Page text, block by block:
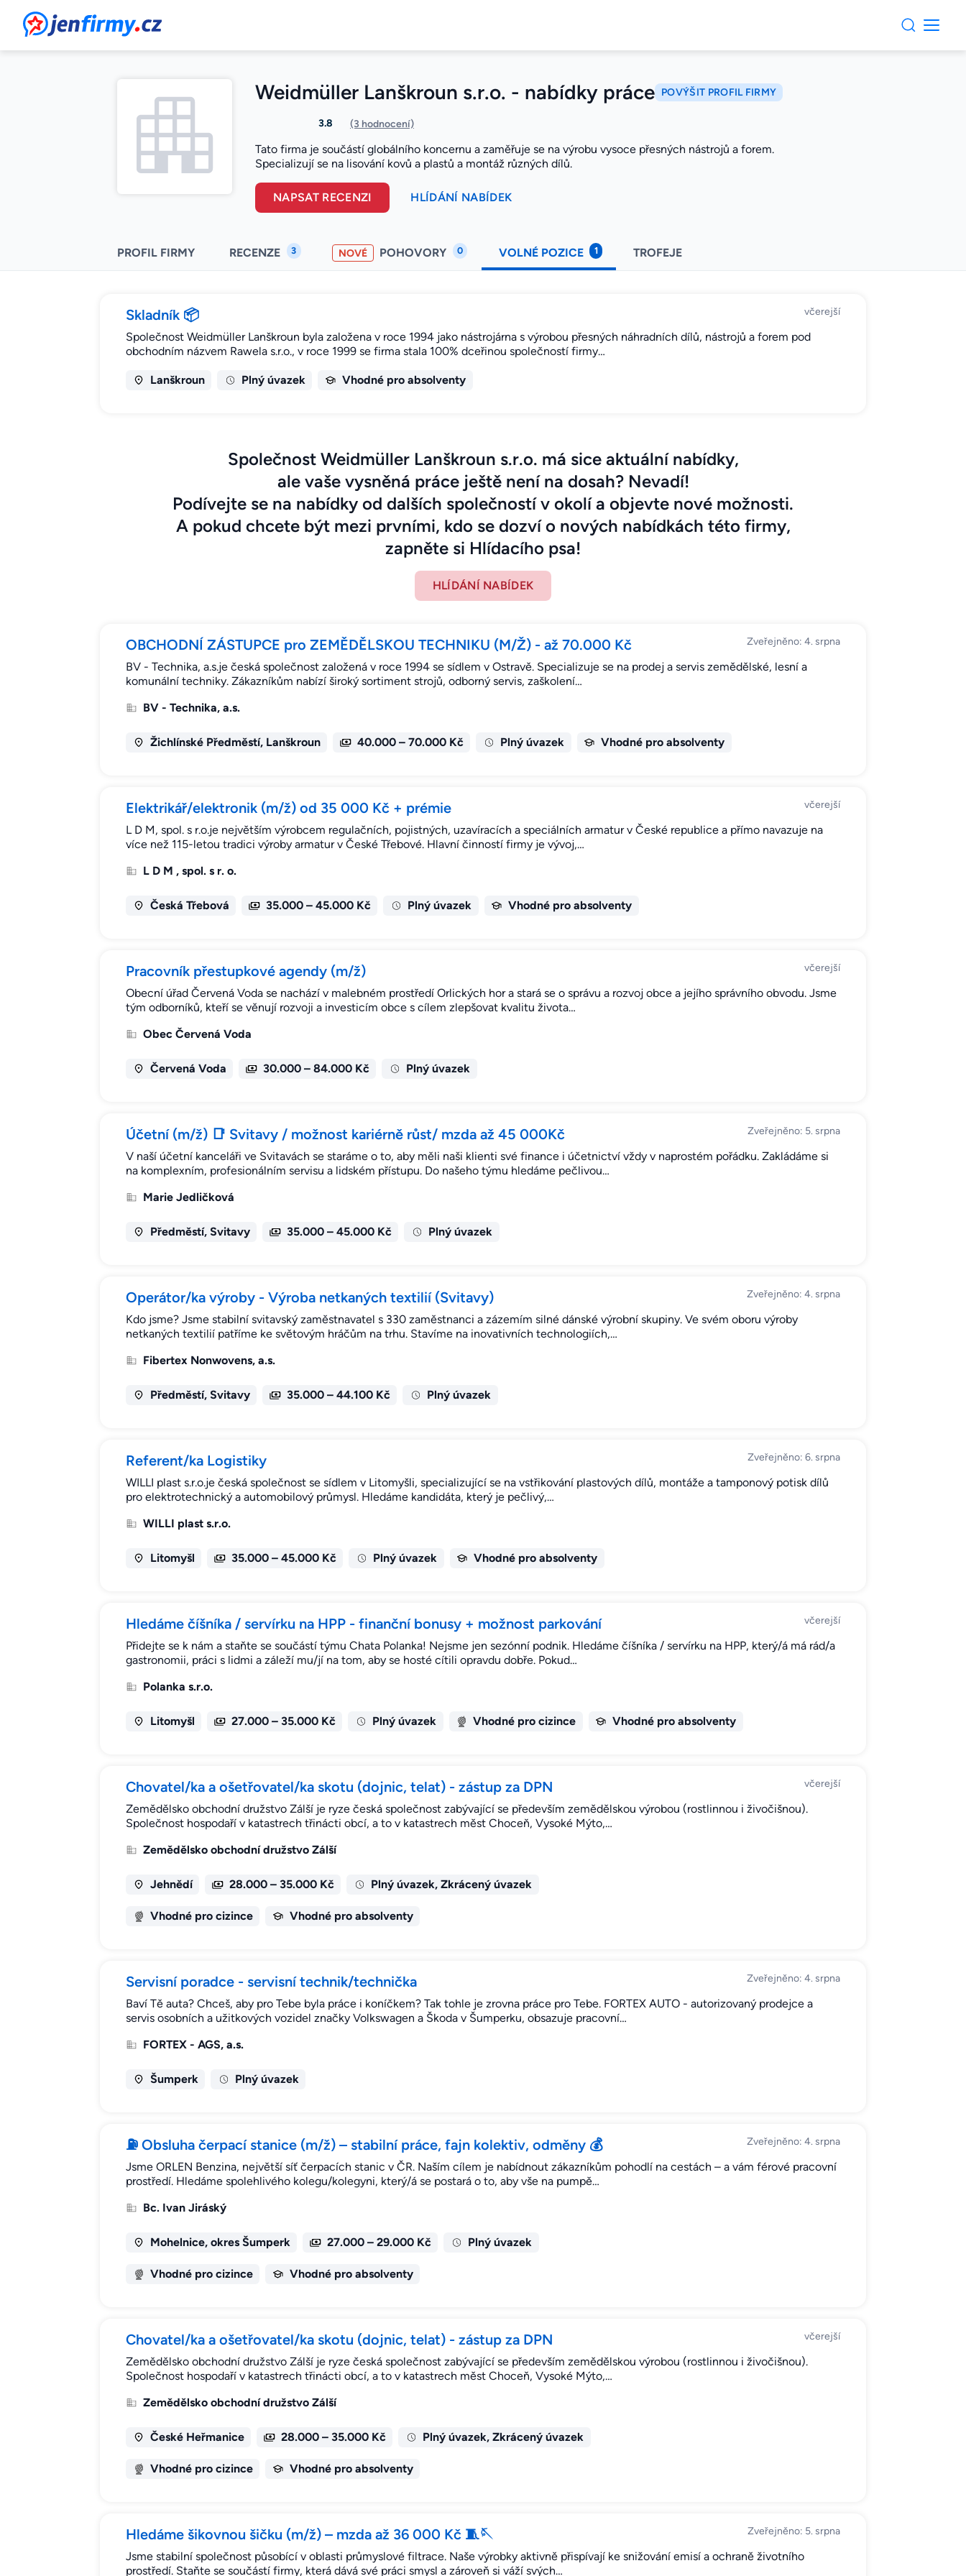
JenFirmy.cz
Weidmüller Lanškroun s.r.o. - nabídky práce POVÝŠIT PROFIL FIRMY
3.8 (3 hodnocení)
Tato firma je součástí globálního koncernu a zaměřuje se na výrobu vysoce přesných nástrojů a forem.
Specializují se na lisování kovů a plastů a montáž různých dílů.
NAPSAT RECENZI HLÍDÁNÍ NABÍDEK
PROFIL FIRMY RECENZE 3 NOVÉ POHOVORY 0 VOLNÉ POZICE 1 TROFEJE
Skladník 📦 včerejší
Společnost Weidmüller Lanškroun byla založena v roce 1994 jako nástrojárna s výrobou přesných náhradních dílů, nástrojů a forem pod
obchodním názvem Rawela s.r.o., v roce 1999 se firma stala 100% dceřinou společností firmy…
Lanškroun Plný úvazek Vhodné pro absolventy
Společnost Weidmüller Lanškroun s.r.o. má sice aktuální nabídky,
ale vaše vysněná práce ještě není na dosah? Nevadí!
Podívejte se na nabídky od dalších společností v okolí a objevte nové možnosti.
A pokud chcete být mezi prvními, kdo se dozví o nových nabídkách této firmy,
zapněte si Hlídacího psa!
HLÍDÁNÍ NABÍDEK
OBCHODNÍ ZÁSTUPCE pro ZEMĚDĚLSKOU TECHNIKU (M/Ž) - až 70.000 Kč Zveřejněno: 4. srpna
BV - Technika, a.s.je česká společnost založená v roce 1994 se sídlem v Ostravě. Specializuje se na prodej a servis zemědělské, lesní a
komunální techniky. Zákazníkům nabízí široký sortiment strojů, odborný servis, zaškolení…
BV - Technika, a.s.
Žichlínské Předměstí, Lanškroun 40.000 – 70.000 Kč Plný úvazek Vhodné pro absolventy
Elektrikář/elektronik (m/ž) od 35 000 Kč + prémie včerejší
L D M, spol. s r.o.je největším výrobcem regulačních, pojistných, uzavíracích a speciálních armatur v České republice a přímo navazuje na
více než 115-letou tradici výroby armatur v České Třebové. Hlavní činností firmy je vývoj,…
L D M , spol. s r. o.
Česká Třebová 35.000 – 45.000 Kč Plný úvazek Vhodné pro absolventy
Pracovník přestupkové agendy (m/ž) včerejší
Obecní úřad Červená Voda se nachází v malebném prostředí Orlických hor a stará se o správu a rozvoj obce a jejího správního obvodu. Jsme
tým odborníků, kteří se věnují rozvoji a investicím obce s cílem zlepšovat kvalitu života…
Obec Červená Voda
Červená Voda 30.000 – 84.000 Kč Plný úvazek
Účetní (m/ž) 📑 Svitavy / možnost kariérně růst/ mzda až 45 000Kč Zveřejněno: 5. srpna
V naší účetní kanceláři ve Svitavách se staráme o to, aby měli naši klienti své finance i účetnictví vždy v naprostém pořádku. Zakládáme si
na komplexním, profesionálním servisu a lidském přístupu. Do našeho týmu hledáme pečlivou…
Marie Jedličková
Předměstí, Svitavy 35.000 – 45.000 Kč Plný úvazek
Operátor/ka výroby - Výroba netkaných textilií (Svitavy) Zveřejněno: 4. srpna
Kdo jsme? Jsme stabilní svitavský zaměstnavatel s 330 zaměstnanci a zázemím silné dánské výrobní skupiny. Ve svém oboru výroby
netkaných textilií patříme ke světovým hráčům na trhu. Stavíme na inovativních technologiích,…
Fibertex Nonwovens, a.s.
Předměstí, Svitavy 35.000 – 44.100 Kč Plný úvazek
Referent/ka Logistiky Zveřejněno: 6. srpna
WILLI plast s.r.o.je česká společnost se sídlem v Litomyšli, specializující se na vstřikování plastových dílů, montáže a tamponový potisk dílů
pro elektrotechnický a automobilový průmysl. Hledáme kandidáta, který je pečlivý,…
WILLI plast s.r.o.
Litomyšl 35.000 – 45.000 Kč Plný úvazek Vhodné pro absolventy
Hledáme číšníka / servírku na HPP - finanční bonusy + možnost parkování včerejší
Přidejte se k nám a staňte se součástí týmu Chata Polanka! Nejsme jen sezónní podnik. Hledáme číšníka / servírku na HPP, který/á má rád/a
gastronomii, práci s lidmi a záleží mu/jí na tom, aby se hosté cítili opravdu dobře. Pokud…
Polanka s.r.o.
Litomyšl 27.000 – 35.000 Kč Plný úvazek Vhodné pro cizince Vhodné pro absolventy
Chovatel/ka a ošetřovatel/ka skotu (dojnic, telat) - zástup za DPN včerejší
Zemědělsko obchodní družstvo Zálší je ryze česká společnost zabývající se především zemědělskou výrobou (rostlinnou i živočišnou).
Společnost hospodaří v katastrech třinácti obcí, a to v katastrech měst Choceň, Vysoké Mýto,…
Zemědělsko obchodní družstvo Zálší
Jehnědí 28.000 – 35.000 Kč Plný úvazek, Zkrácený úvazek
Vhodné pro cizince Vhodné pro absolventy
Servisní poradce - servisní technik/technička Zveřejněno: 4. srpna
Baví Tě auta? Chceš, aby pro Tebe byla práce i koníčkem? Tak tohle je zrovna práce pro Tebe. FORTEX AUTO - autorizovaný prodejce a
servis osobních a užitkových vozidel značky Volkswagen a Škoda v Šumperku, obsazuje pracovní…
FORTEX - AGS, a.s.
Šumperk Plný úvazek
⛽ Obsluha čerpací stanice (m/ž) – stabilní práce, fajn kolektiv, odměny 💰 Zveřejněno: 4. srpna
Jsme ORLEN Benzina, největší síť čerpacích stanic v ČR. Naším cílem je nabídnout zákazníkům pohodlí na cestách – a vám férové pracovní
prostředí. Hledáme spolehlivého kolegu/kolegyni, který/á se postará o to, aby vše na pumpě…
Bc. Ivan Jiráský
Mohelnice, okres Šumperk 27.000 – 29.000 Kč Plný úvazek
Vhodné pro cizince Vhodné pro absolventy
Chovatel/ka a ošetřovatel/ka skotu (dojnic, telat) - zástup za DPN včerejší
Zemědělsko obchodní družstvo Zálší je ryze česká společnost zabývající se především zemědělskou výrobou (rostlinnou i živočišnou).
Společnost hospodaří v katastrech třinácti obcí, a to v katastrech měst Choceň, Vysoké Mýto,…
Zemědělsko obchodní družstvo Zálší
České Heřmanice 28.000 – 35.000 Kč Plný úvazek, Zkrácený úvazek
Vhodné pro cizince Vhodné pro absolventy
Hledáme šikovnou šičku (m/ž) – mzda až 36 000 Kč 🧵🪡 Zveřejněno: 5. srpna
Jsme stabilní společnost působící v oblasti průmyslové filtrace. Naše výrobky aktivně přispívají ke snižování emisí a ochraně životního
prostředí. Staňte se součástí firmy, která dává své práci smysl a zároveň si váží svých…